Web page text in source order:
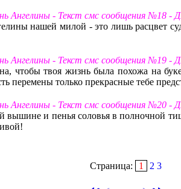
Ангелины - Текст смс сообщения №18 - Д
нашей милой - это лишь расцвет
Ангелины - Текст смс сообщения №19 - Д
чтобы твоя жизнь была похожа на
перемены только прекрасные тебе
Ангелины - Текст смс сообщения №20 - Д
вышине и пенья соловья в полночной
Страница: 1 2 3